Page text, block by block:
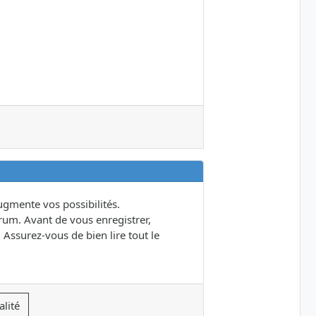
vos possibilités.
Avant de vous enregistrer,
vous de bien lire tout le